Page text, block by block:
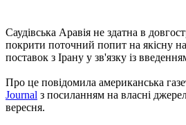
Саудівська Аравія не здатна в
покрити поточний попит на якісну
поставок з Ірану у зв'язку із
Про це повідомила американська
Journal з посиланням на власні
вересня.